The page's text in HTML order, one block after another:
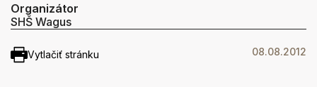
Organizátor
SHŠ Wagus
Vytlačiť stránku 08.08.2012